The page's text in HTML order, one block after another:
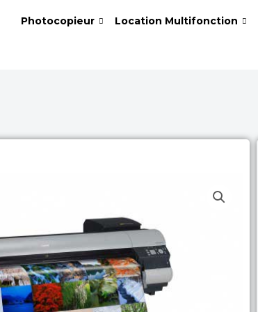
Photocopieur Location Multifonction